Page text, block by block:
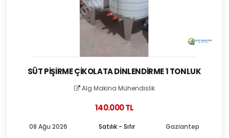
SÜT PIŞIRME ÇIKOLATA DINLENDIRME 1 TONLUK
Alg Makina Mühendislik
140.000 TL
Satılık - Sıfır
08 Ağu 2026 Gaziantep